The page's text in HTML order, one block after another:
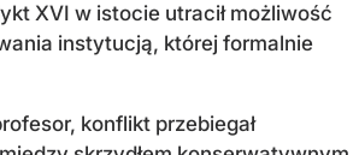
XVI w istocie utracił możliwość
instytucją, której formalnie
konflikt przebiegał